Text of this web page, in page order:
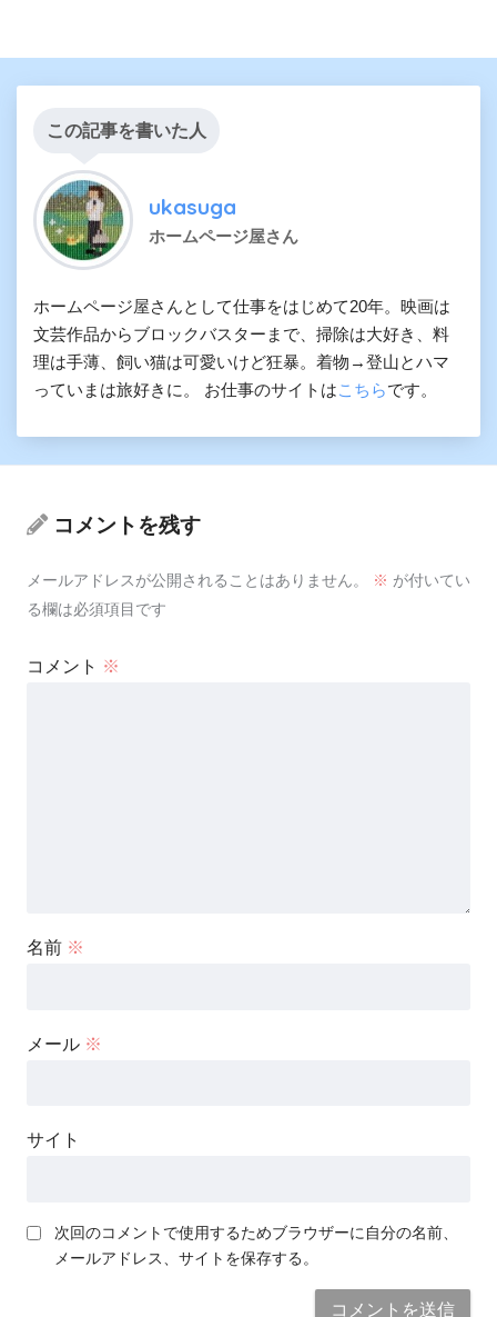
この記事を書いた人
ukasuga
ホームページ屋さん
ホームページ屋さんとして仕事をはじめて20年。映画は
文芸作品からブロックバスターまで、掃除は大好き、料
理は手薄、飼い猫は可愛いけど狂暴。着物→登山とハマ
っていまは旅好きに。 お仕事のサイトはこちらです。
コメントを残す
メールアドレスが公開されることはありません。 ※ が付いてい
る欄は必須項目です
コメント ※
名前 ※
メール ※
サイト
次回のコメントで使用するためブラウザーに自分の名前、
メールアドレス、サイトを保存する。